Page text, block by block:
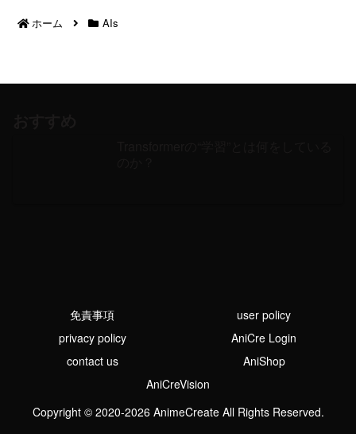
ホーム AIs
免責事項
user policy
privacy policy
AniCre Login
contact us
AniShop
AniCreVision
Copyright © 2020-2026 AnimeCreate All Rights Reserved.